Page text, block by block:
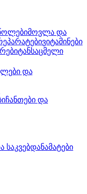
მოვლა და
ვიტამინები
ტანსაცმელი
და
ჩანთები და
საკვებდანამატები